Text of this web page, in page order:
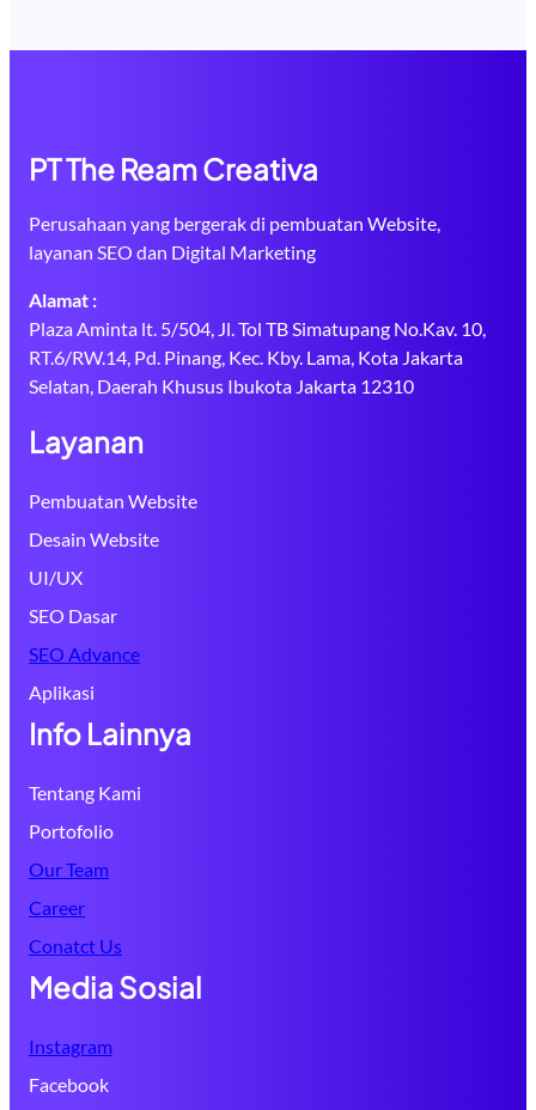
PT The Ream Creativa
Perusahaan yang bergerak di pembuatan Website,
layanan SEO dan Digital Marketing
Alamat :
Plaza Aminta lt. 5/504, Jl. Tol TB Simatupang No.Kav. 10,
RT.6/RW.14, Pd. Pinang, Kec. Kby. Lama, Kota Jakarta
Selatan, Daerah Khusus Ibukota Jakarta 12310
Layanan
Pembuatan Website
Desain Website
UI/UX
SEO Dasar
SEO Advance
Aplikasi
Info Lainnya
Tentang Kami
Portofolio
Our Team
Career
Conatct Us
Media Sosial
Instagram
Facebook